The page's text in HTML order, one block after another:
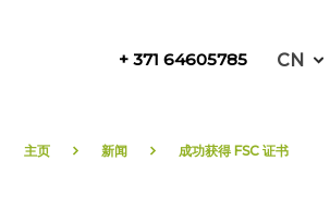
+ 371 64605785 CN
主页 新闻 成功获得 FSC 证书